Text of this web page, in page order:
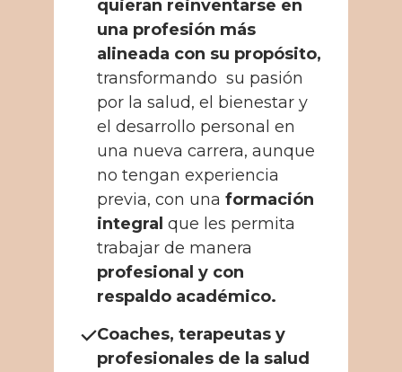
quieran reinventarse en
una profesión más
alineada con su propósito,
transformando su pasión
por la salud, el bienestar y
el desarrollo personal en
una nueva carrera, aunque
no tengan experiencia
previa, con una formación
integral que les permita
trabajar de manera
profesional y con
respaldo académico.
Coaches, terapeutas y
profesionales de la salud